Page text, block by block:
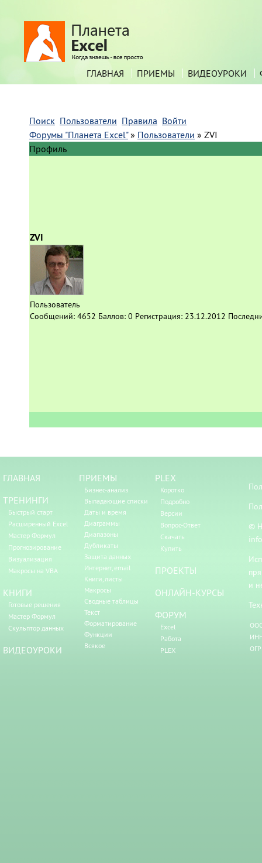
ГЛАВНАЯ ПРИЕМЫ ВИДЕОУРОКИ
Поиск Пользователи Правила Войти
Форумы "Планета Excel" » Пользователи » ZVI
Профиль
ZVI
Пользователь
Сообщений: 4652 Баллов: 0 Регистрация: 23.12.2012
ГЛАВНАЯ
ТРЕНИНГИ
Быстрый старт
Расширенный Excel
Мастер Формул
Прогнозирование
Визуализация
Макросы на VBA
КНИГИ
Готовые решения
Мастер Формул
Скульптор данных
ВИДЕОУРОКИ
ПРИЕМЫ
Бизнес-анализ
Выпадающие списки
Даты и время
Диаграммы
Диапазоны
Дубликаты
Защита данных
Интернет, email
Книги, листы
Макросы
Сводные таблицы
Текст
Форматирование
Функции
Всякое
PLEX
Коротко
Подробно
Версии
Вопрос-Ответ
Скачать
Купить
ПРОЕКТЫ
ОНЛАЙН-КУРСЫ
ФОРУМ
Excel
Работа
PLEX
©
и